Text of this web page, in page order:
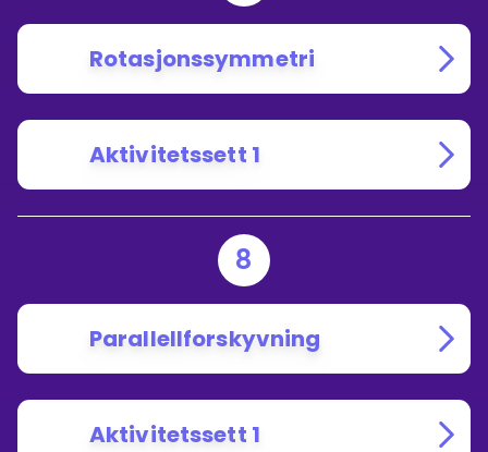
Rotasjonssymmetri
Aktivitetssett 1
8
Parallellforskyvning
Aktivitetssett 1